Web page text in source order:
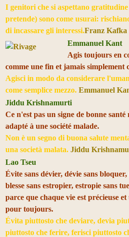
I genitori che si aspettano
pretende) sono come usurai:
di incassare gli interessi.Franz Kafka
Emmanuel Kant
Agis toujours en
comme une fin et jamais simplement
Agisci in modo da considerare
come semplice mezzo. Emmanuel
Jiddu Krishnamurti
Ce n'est pas un signe de bonne
adapté à une société malade.
Non è un segno di buona salute
una società malata. Jiddu
Lao Tseu
Évite sans dévier, dévie sans bloquer,
blesse sans estropier, estropie sans
parce que chaque vie est précieuse
pour toujours.
Évita piuttosto che deviare, devia
piuttosto che ferire, ferisci piuttosto